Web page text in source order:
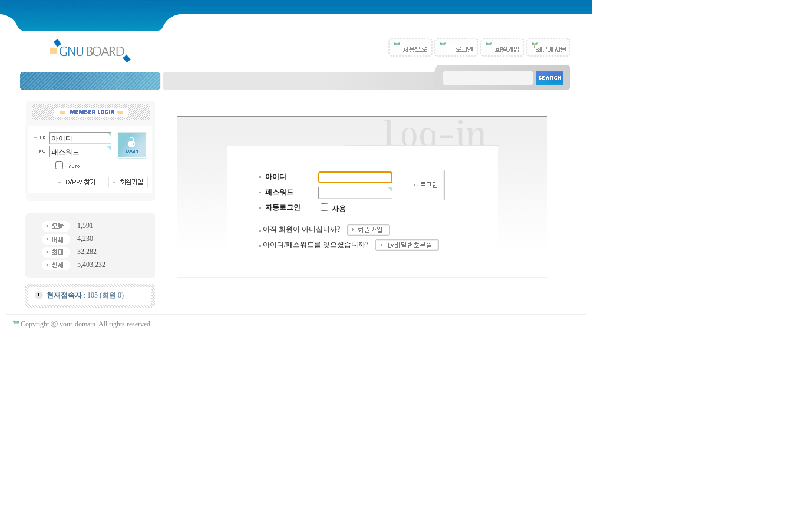
1,591
4,230
32,282
5,403,232
현재접속자: 105 (회원 0)
아이디
패스워드
자동로그인
사용
아직 회원이 아니십니까?
아이디/패스워드를 잊으셨습니까?
Copyright ⓒ your-domain. All rights reserved.